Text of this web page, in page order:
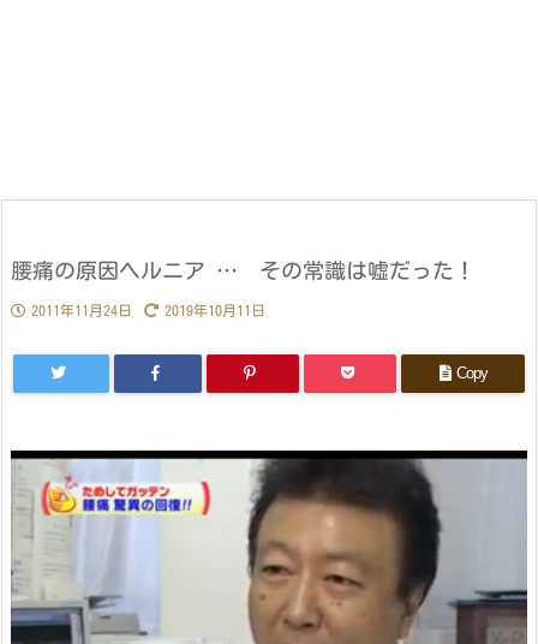
腰痛の原因ヘルニア … その常識は嘘だった！
2011年11月24日 2019年10月11日
Copy